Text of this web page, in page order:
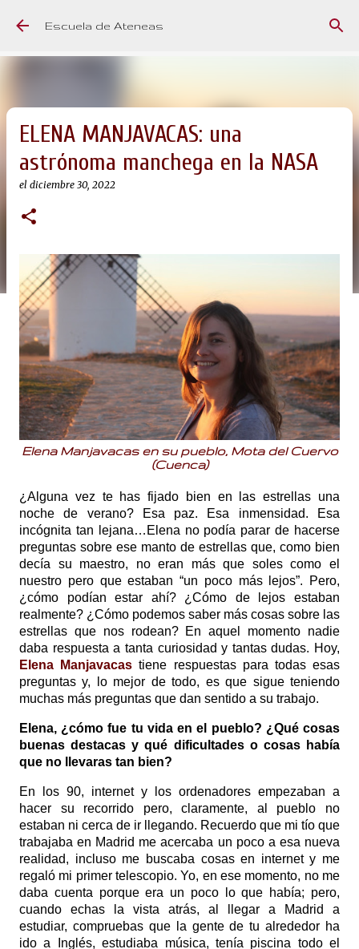
Ir al contenido principal
Escuela de Ateneas
ELENA MANJAVACAS: una
astrónoma manchega en la NASA
el diciembre 30, 2022
Elena Manjavacas en su pueblo, Mota del Cuervo
(Cuenca)
¿Alguna vez te has fijado bien en las estrellas una
noche de verano? Esa paz. Esa inmensidad. Esa
incógnita tan lejana…Elena no podía parar de hacerse
preguntas sobre ese manto de estrellas que, como bien
decía su maestro, no eran más que soles como el
nuestro pero que estaban “un poco más lejos”. Pero,
¿cómo podían estar ahí? ¿Cómo de lejos estaban
realmente? ¿Cómo podemos saber más cosas sobre las
estrellas que nos rodean? En aquel momento nadie
daba respuesta a tanta curiosidad y tantas dudas. Hoy,
Elena Manjavacas tiene respuestas para todas esas
preguntas y, lo mejor de todo, es que sigue teniendo
muchas más preguntas que dan sentido a su trabajo.
Elena, ¿cómo fue tu vida en el pueblo? ¿Qué cosas
buenas destacas y qué dificultades o cosas había
que no llevaras tan bien?
En los 90, internet y los ordenadores empezaban a
hacer su recorrido pero, claramente, al pueblo no
estaban ni cerca de ir llegando. Recuerdo que mi tío que
trabajaba en Madrid me acercaba un poco a esa nueva
realidad, incluso me buscaba cosas en internet y me
regaló mi primer telescopio. Yo, en ese momento, no me
daba cuenta porque era un poco lo que había; pero,
cuando echas la vista atrás, al llegar a Madrid a
estudiar, compruebas que la gente de tu alrededor ha
ido a Inglés, estudiaba música, tenía piscina todo el